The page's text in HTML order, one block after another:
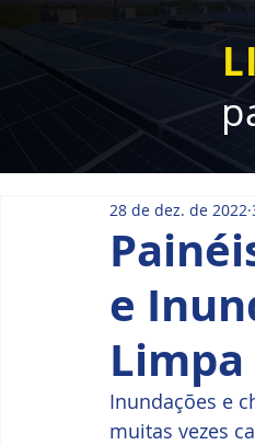
e
28 de dez. de 2022
Inundações e
muitas vezes